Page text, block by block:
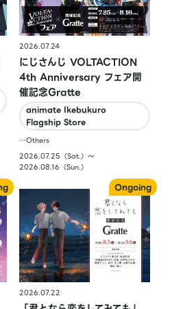
2026.07.24
にじさんじ VOLTACTION
4th Anniversary フェア開
催記念Gratte
animate Ikebukuro
Flagship Store
…Others
2026.07.25（Sat.）〜
2026.08.16（Sun.）
2026.07.22